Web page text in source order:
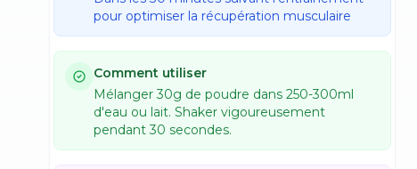
pour optimiser la récupération musculaire
Comment utiliser
Mélanger 30g de poudre dans 250-300ml
d'eau ou lait. Shaker vigoureusement
pendant 30 secondes.